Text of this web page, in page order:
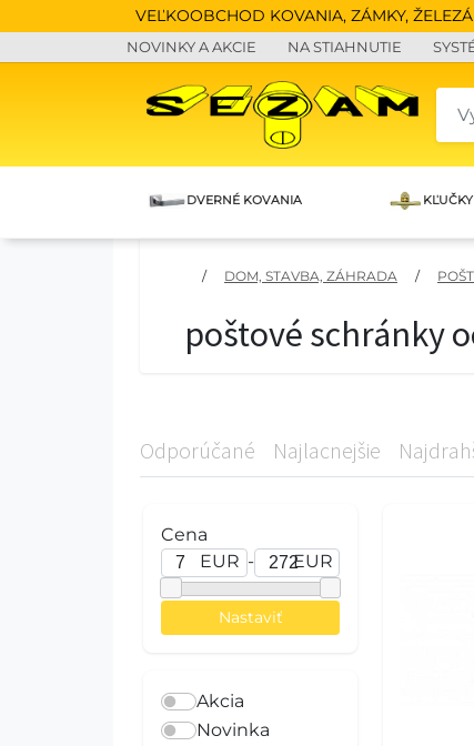
VEĽKOOBCHOD KOVANIA, ZÁMKY,
NOVINKY A AKCIE NA STIAHNUTIE
DVERNÉ KOVANIA
/ DOM, STAVBA, ZÁHRADA /
poštové schránky
Odporúčané Najlacnejšie
Cena
EUR - EUR
Akcia
Novinka